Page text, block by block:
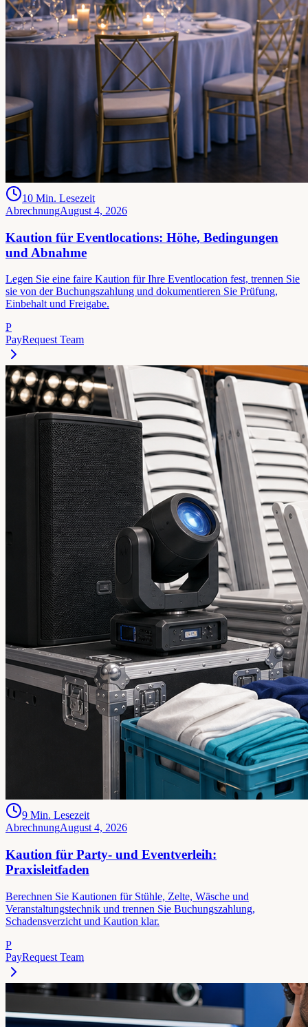
10 Min. Lesezeit
AbrechnungAugust 4, 2026
Kaution für Eventlocations: Höhe, Bedingungen
und Abnahme
Legen Sie eine faire Kaution für Ihre Eventlocation fest, trennen Sie
sie von der Buchungszahlung und dokumentieren Sie Prüfung,
Einbehalt und Freigabe.
P
PayRequest Team
9 Min. Lesezeit
AbrechnungAugust 4, 2026
Kaution für Party- und Eventverleih:
Praxisleitfaden
Berechnen Sie Kautionen für Stühle, Zelte, Wäsche und
Veranstaltungstechnik und trennen Sie Buchungszahlung,
Schadensverzicht und Kaution klar.
P
PayRequest Team